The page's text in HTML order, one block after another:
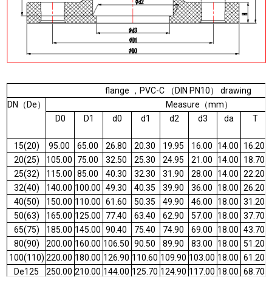
flange ，PVC-C （DIN PN10） drawing
DN（De）
Measure（mm）
D0
D1 d0 d1 d2 d3 da T
15(20) 95.00 65.00 26.80 20.30 19.95 16.00 14.00 16.20
20(25)
105.00 75.00 32.50 25.30 24.95 21.00 14.00 18.70
25(32)
115.00 85.00 40.30 32.30 31.90 28.00 14.00 22.20
32(40)
140.00 100.00 49.30 40.35 39.90 36.00 18.00 26.20
40(50)
150.00 110.00 61.60 50.35 49.90 46.00 18.00 31.20
50(63)
165.00 125.00 77.40 63.40 62.90 57.00 18.00 37.70
65(75)
185.00 145.00 90.40 75.40 74.90 69.00 18.00 43.70
80(90)
200.00 160.00 106.50 90.50 89.90 83.00 18.00 51.20
100(110) 220.00 180.00 126.90 110.60 109.90 103.00 18.00 61.20
De125
250.00 210.00 144.00 125.70 124.90 117.00 18.00 68.70